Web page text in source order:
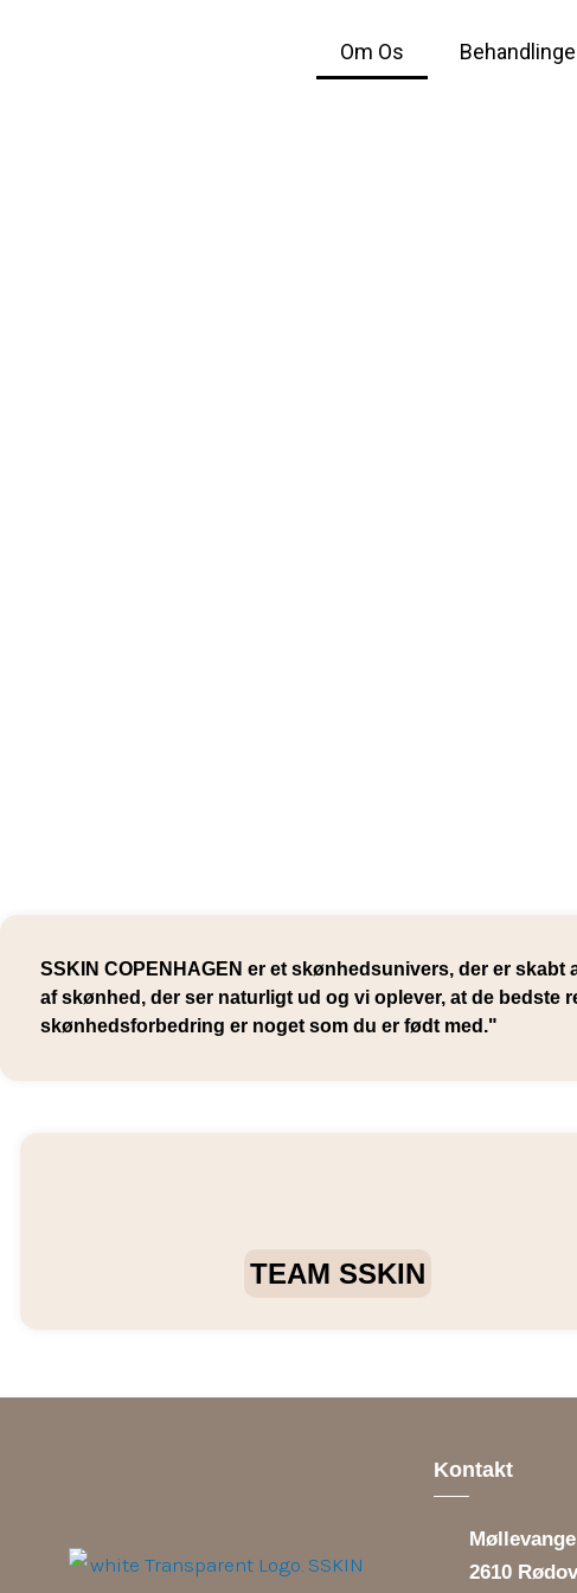
Om Os
SSKIN COPENHAGEN er et skønhedsunivers, der er
af skønhed, der ser naturligt ud og vi oplever, at de
skønhedsforbedring er noget som du er født med."
TEAM SSKIN
Kontakt
2610